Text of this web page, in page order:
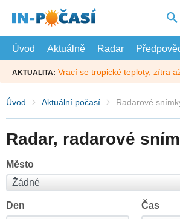
hlavní
Úvod
Aktuálně Radar
AKTUALITA: Vrací se tropické teploty, zítra
Úvod Aktuální počasí Radarové
Radar, radarové
Město
Den Čas